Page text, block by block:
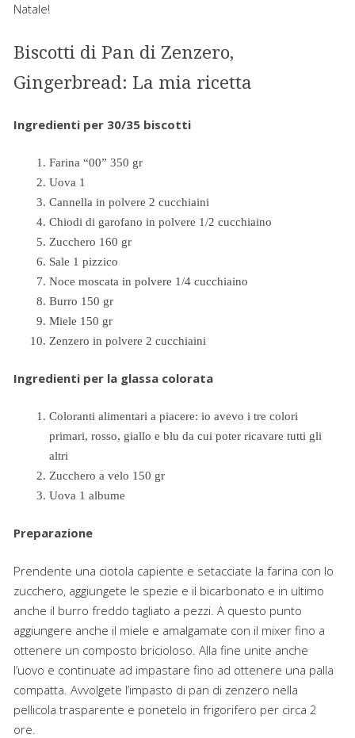
Natale!
Biscotti di Pan di Zenzero,
Gingerbread: La mia ricetta
Ingredienti per 30/35 biscotti
Farina “00” 350 gr
Uova 1
Cannella in polvere 2 cucchiaini
Chiodi di garofano in polvere 1/2 cucchiaino
Zucchero 160 gr
Sale 1 pizzico
Noce moscata in polvere 1/4 cucchiaino
Burro 150 gr
Miele 150 gr
Zenzero in polvere 2 cucchiaini
Ingredienti per la glassa colorata
Coloranti alimentari a piacere: io avevo i tre colori
primari, rosso, giallo e blu da cui poter ricavare tutti gli
altri
Zucchero a velo 150 gr
Uova 1 albume
Preparazione
Prendente una ciotola capiente e setacciate la farina con lo
zucchero, aggiungete le spezie e il bicarbonato e in ultimo
anche il burro freddo tagliato a pezzi. A questo punto
aggiungere anche il miele e amalgamate con il mixer fino a
ottenere un composto bricioloso. Alla fine unite anche
l’uovo e continuate ad impastare fino ad ottenere una palla
compatta. Avvolgete l’impasto di pan di zenzero nella
pellicola trasparente e ponetelo in frigorifero per circa 2
ore.